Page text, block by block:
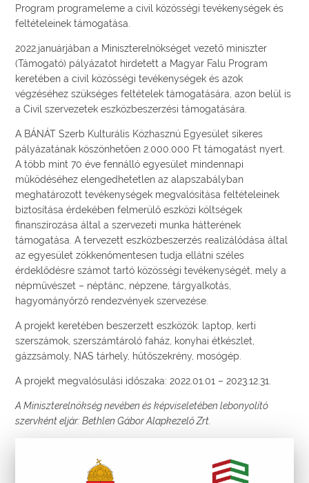
Program programeleme a civil közösségi tevékenységek és
feltételeinek támogatása.
2022.januárjában a Miniszterelnökséget vezető miniszter
(Támogató) pályázatot hirdetett a Magyar Falu Program
keretében a civil közösségi tevékenységek és azok
végzéséhez szükséges feltételek támogatására, azon belül is
a Civil szervezetek eszközbeszerzési támogatására.
A BÁNÁT Szerb Kulturális Közhasznú Egyesület sikeres
pályázatának köszönhetően 2.000.000 Ft támogatást nyert.
A több mint 70 éve fennálló egyesület mindennapi
működéséhez elengedhetetlen az alapszabályban
meghatározott tevékenységek megvalósítása feltételeinek
biztosítása érdekében felmerülő eszközi költségek
finanszírozása által a szervezeti munka hátterének
támogatása. A tervezett eszközbeszerzés realizálódása által
az egyesület zökkenőmentesen tudja ellátni széles
érdeklődésre számot tartó közösségi tevékenységét, mely a
népművészet – néptánc, népzene, tárgyalkotás,
hagyományőrző rendezvények szervezése.
A projekt keretében beszerzett eszközök: laptop, kerti
szerszámok, szerszámtároló faház, konyhai étkészlet,
gázzsámoly, NAS tárhely, hűtőszekrény, mosógép.
A projekt megvalósulási időszaka: 2022.01.01 – 2023.12.31.
A Miniszterelnökség nevében és képviseletében lebonyolító
szervként eljár: Bethlen Gábor Alapkezelő Zrt.